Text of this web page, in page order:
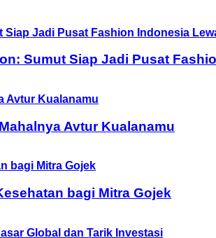
Sumut Siap Jadi Pusat
Avtur Kualanamu
bagi Mitra Gojek